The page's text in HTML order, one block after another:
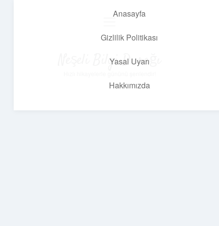
Anasayfa
Gizlilik Politikası
Yasal Uyarı
Hakkımızda
Neşeli Bilgi Durağı